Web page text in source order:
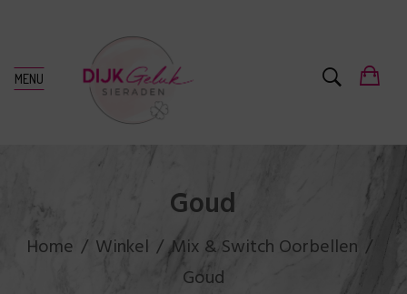
MENU
Goud
Home Winkel
Mix & Switch Oorbellen
Goud